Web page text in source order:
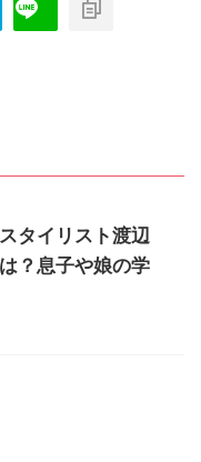
タイリスト渡辺
？息子や娘の学